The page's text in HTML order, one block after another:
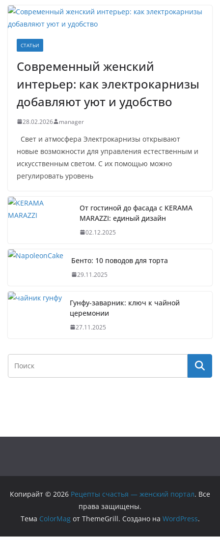
СТАТЬИ
Современный женский
интерьер: как электрокарнизы
добавляют уют и удобство
28.02.2026 manager
Свет и атмосфера Электрокарнизы открывают
новые возможности для управления естественным и
искусственным светом. С их помощью можно
регулировать уровень
От гостиной до фасада с KERAMA
MARAZZI: единый дизайн
02.12.2025
Бенто: 10 поводов для торта
29.11.2025
Гунфу-заварник: ключ к чайной
церемонии
27.11.2025
Копирайт © 2026 Рецепты счастья — женский портал. Все
права защищены.
Тема ColorMagот ThemeGrill. Создано на WordPress.